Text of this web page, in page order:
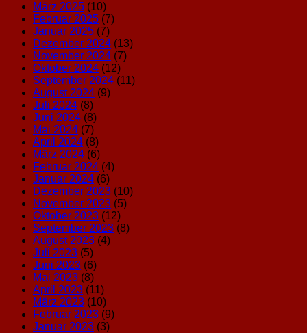
März 2025 (10)
Februar 2025 (7)
Januar 2025 (7)
Dezember 2024 (13)
November 2024 (7)
Oktober 2024 (12)
September 2024 (11)
August 2024 (9)
Juli 2024 (8)
Juni 2024 (8)
Mai 2024 (7)
April 2024 (8)
März 2024 (6)
Februar 2024 (4)
Januar 2024 (6)
Dezember 2023 (10)
November 2023 (5)
Oktober 2023 (12)
September 2023 (8)
August 2023 (4)
Juli 2023 (5)
Juni 2023 (6)
Mai 2023 (8)
April 2023 (11)
März 2023 (10)
Februar 2023 (9)
Januar 2023 (3)